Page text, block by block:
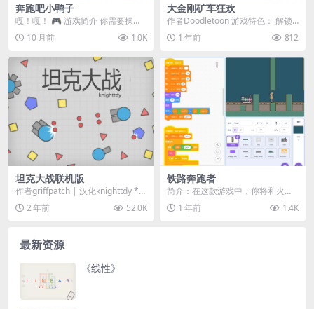
奔跑吧小鸭子
嘎！嘎！ 🎮 游戏简介 你需要操控
一只无辜的小鸭，在草原上不断奔
跑，努力生存下去...
10 月前 1.0K
大金刚矿车狂欢
作者Doodletoon 游戏特色：​​ 解锁
独特皮肤，收集香蕉，冲击最高
分！ ...
1 年前 812
坦克大战联机版
作者griffpatch | 汉化knighttdy **
** 控制 / 键位 ...
2 年前 52.0K
铁路奔跑者
简介：在这款游戏中，你将和火车
展开一场极速竞赛！目标只有一
个：在火车到达终点前跑...
1 年前 1.4K
最新资源
《线性》